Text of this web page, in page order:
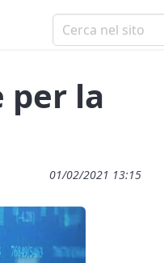
per la
01/02/2021 13:15